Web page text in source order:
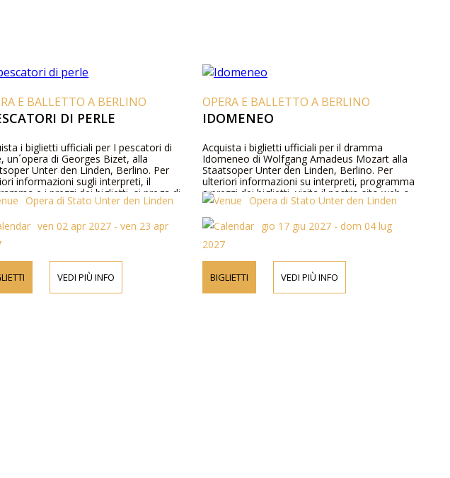
E BALLETTO A BERLINO
DI PERLE
i biglietti ufficiali per I pescatori di
un´opera di Georges Bizet, alla
Unter den Linden, Berlino. Per
informazioni sugli interpreti, il
e i prezzi dei biglietti, si prega di
il nostro sito web o di contattarci
Opera di Stato Unter den Linden
ven 02 apr 2027 - ven 23 apr
VEDI PIÙ INFO
OPERA E BALLETTO A BERLINO
IDOMENEO
Acquista i biglietti ufficiali per il dramma
Idomeneo di Wolfgang Amadeus Mozart alla
Staatsoper Unter den Linden, Berlino. Per
ulteriori informazioni su interpreti, programma
e prezzi dei biglietti, visita il nostro sito web o
contattaci telefonicamente.
Opera di Stato Unter den Linden
gio 17 giu 2027 - dom 04 lug
2027
BIGLIETTI VEDI PIÙ INFO